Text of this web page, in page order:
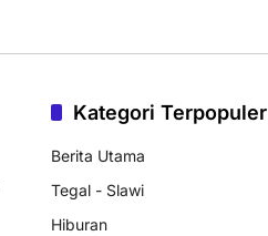
Kategori Terpopuler
Berita Utama
Tegal - Slawi
Hiburan